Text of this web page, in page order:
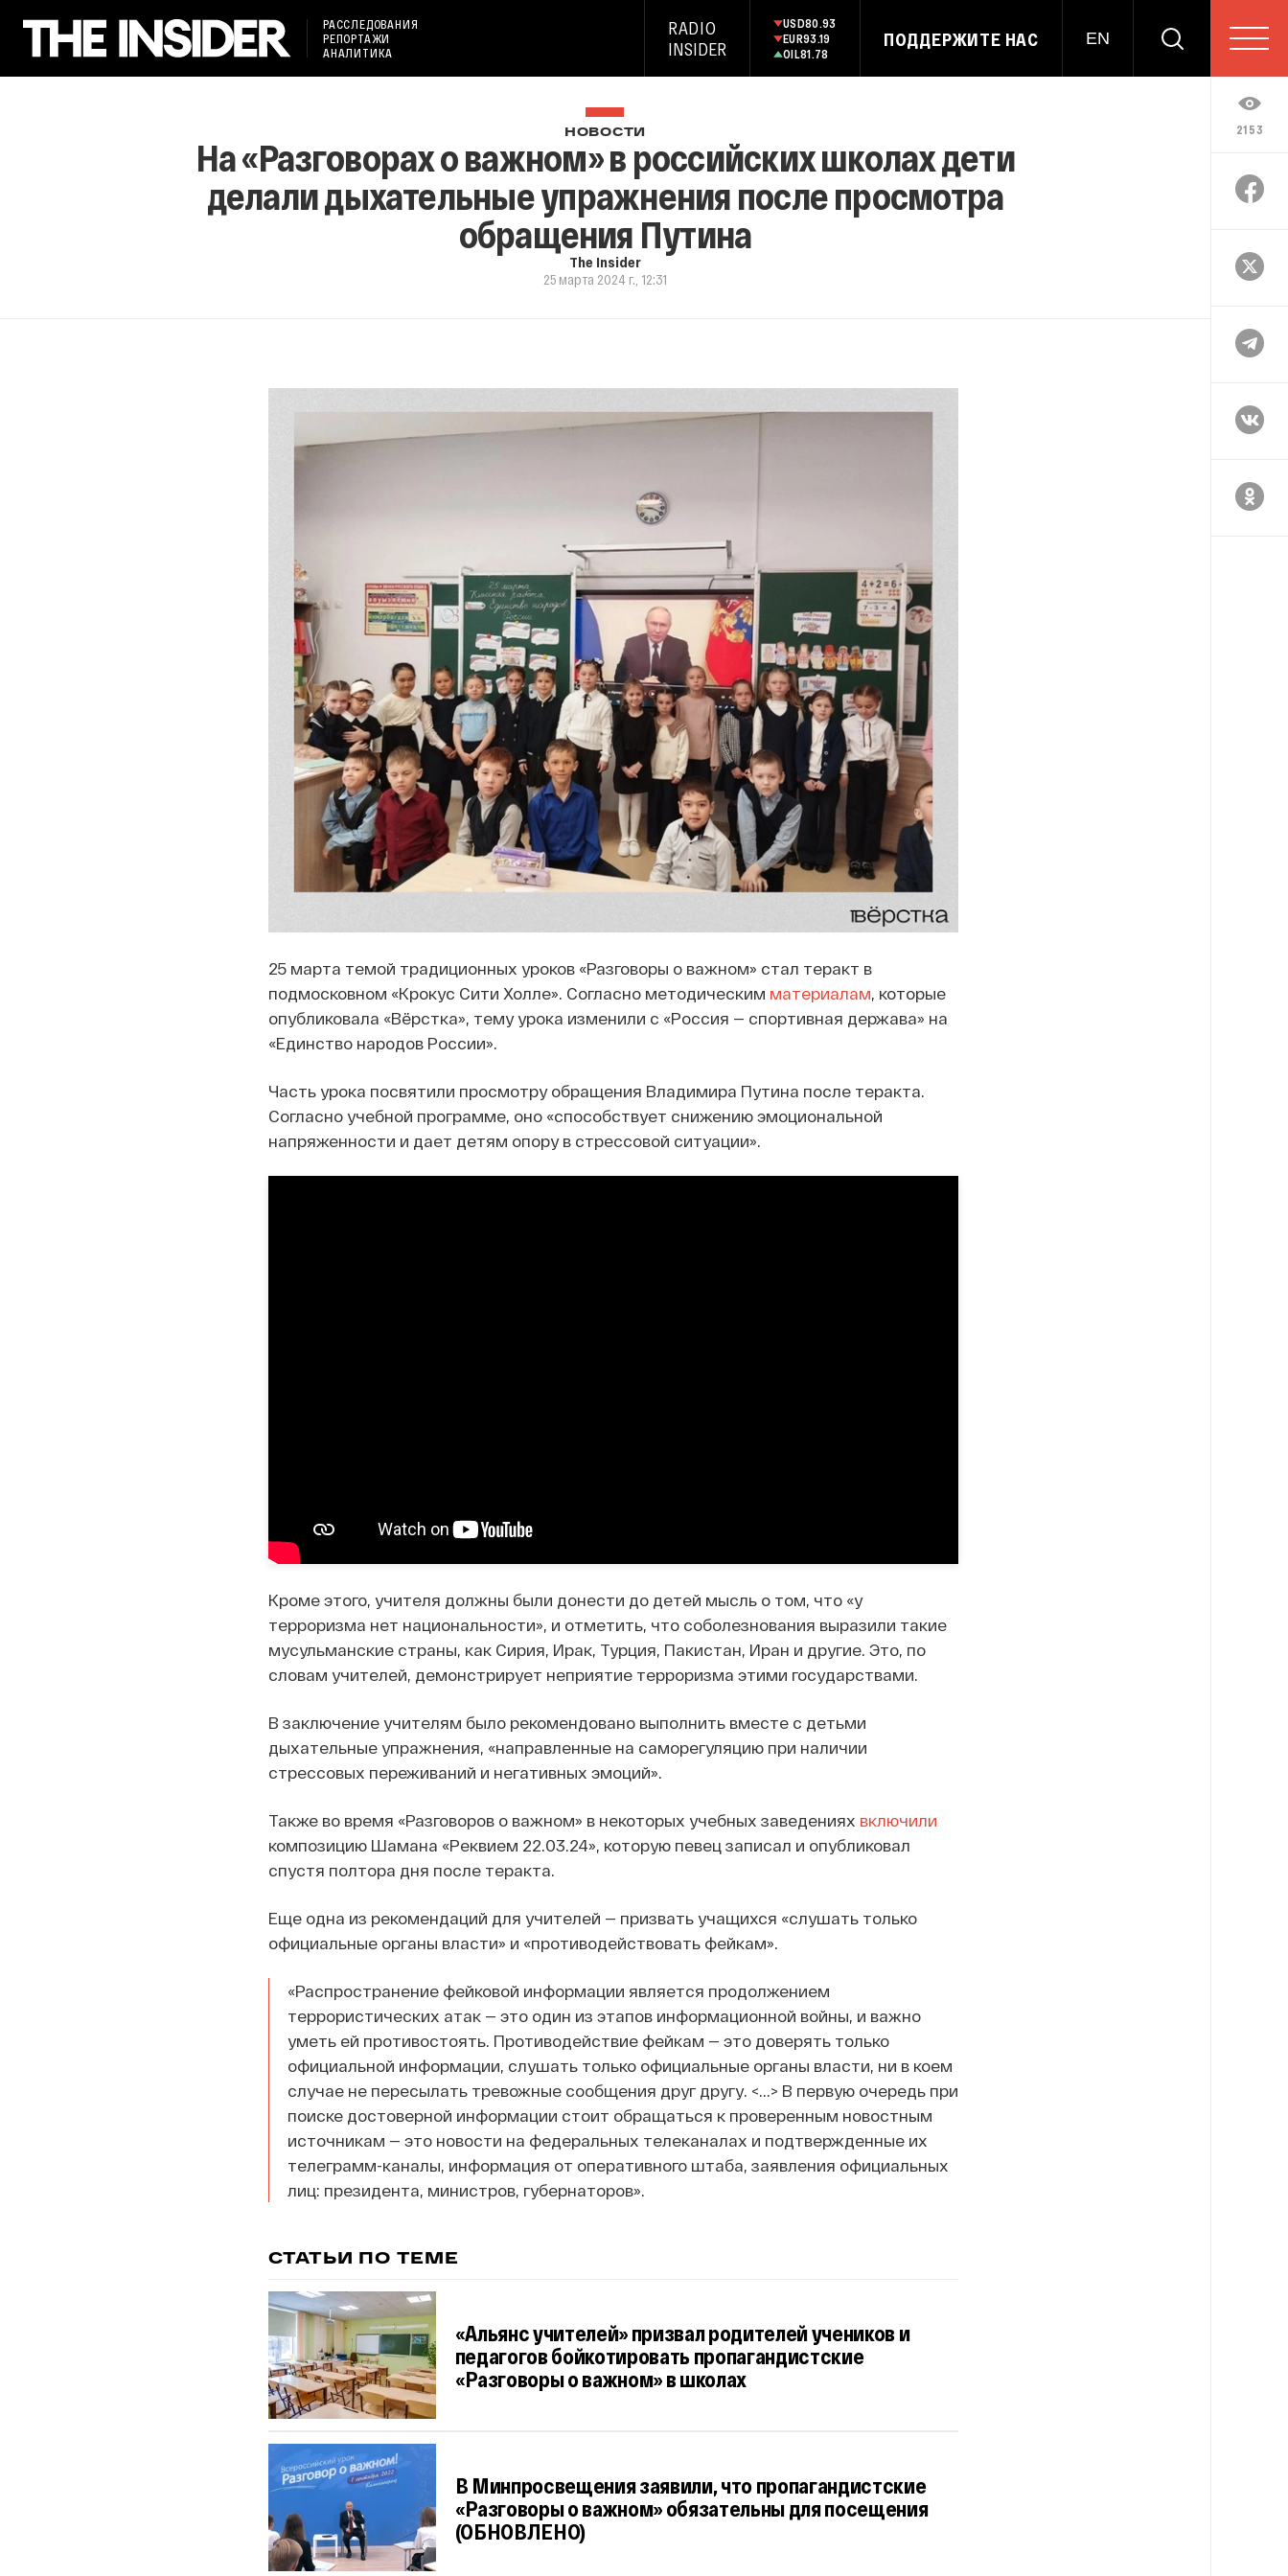
РАССЛЕДОВАНИЯ
РЕПОРТАЖИ
АНАЛИТИКА
RADIO
INSIDER
USD80.93
EUR93.19
OIL81.78
ПОДДЕРЖИТЕ НАС EN
2153
НОВОСТИ
На «Разговорах о важном» в российских школах дети
делали дыхательные упражнения после просмотра
обращения Путина
The Insider
25 марта 2024 г., 12:31
25 марта темой традиционных уроков «Разговоры о важном» стал теракт в
подмосковном «Крокус Сити Холле». Согласно методическим материалам, которые
опубликовала «Вёрстка», тему урока изменили с «Россия — спортивная держава» на
«Единство народов России».
Часть урока посвятили просмотру обращения Владимира Путина после теракта.
Согласно учебной программе, оно «способствует снижению эмоциональной
напряженности и дает детям опору в стрессовой ситуации».
Кроме этого, учителя должны были донести до детей мысль о том, что «у
терроризма нет национальности», и отметить, что соболезнования выразили такие
мусульманские страны, как Сирия, Ирак, Турция, Пакистан, Иран и другие. Это, по
словам учителей, демонстрирует неприятие терроризма этими государствами.
В заключение учителям было рекомендовано выполнить вместе с детьми
дыхательные упражнения, «направленные на саморегуляцию при наличии
стрессовых переживаний и негативных эмоций».
Также во время «Разговоров о важном» в некоторых учебных заведениях включили
композицию Шамана «Реквием 22.03.24», которую певец записал и опубликовал
спустя полтора дня после теракта.
Еще одна из рекомендаций для учителей — призвать учащихся «слушать только
официальные органы власти» и «противодействовать фейкам».
«Распространение фейковой информации является продолжением
террористических атак — это один из этапов информационной войны, и важно
уметь ей противостоять. Противодействие фейкам — это доверять только
официальной информации, слушать только официальные органы власти, ни в коем
случае не пересылать тревожные сообщения друг другу. <...> В первую очередь при
поиске достоверной информации стоит обращаться к проверенным новостным
источникам — это новости на федеральных телеканалах и подтвержденные их
телеграмм-каналы, информация от оперативного штаба, заявления официальных
лиц: президента, министров, губернаторов».
СТАТЬИ ПО ТЕМЕ
«Альянс учителей» призвал родителей учеников и
педагогов бойкотировать пропагандистские
«Разговоры о важном» в школах
В Минпросвещения заявили, что пропагандистские
«Разговоры о важном» обязательны для посещения
(ОБНОВЛЕНО)